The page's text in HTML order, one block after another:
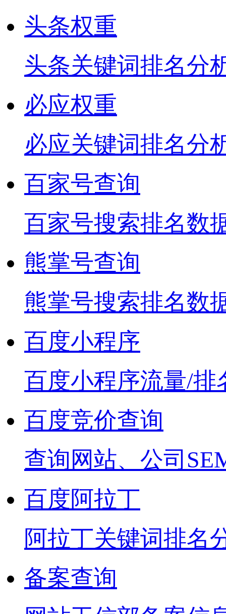
头条权重
头条关键词排名分
必应权重
必应关键词排名分
百家号查询
百家号搜索排名数
熊掌号查询
熊掌号搜索排名数
百度小程序
百度小程序流量/排
百度竞价查询
查询网站、公司
百度阿拉丁
阿拉丁关键词排名
备案查询